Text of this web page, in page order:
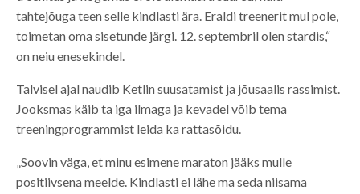
tahtejõuga teen selle kindlasti ära. Eraldi treenerit mul pole,
toimetan oma sisetunde järgi. 12. septembril olen stardis,“
on neiu enesekindel.
Talvisel ajal naudib Ketlin suusatamist ja jõusaalis rassimist.
Jooksmas käib ta iga ilmaga ja kevadel võib tema
treeningprogrammist leida ka rattasõidu.
„Soovin väga, et minu esimene maraton jääks mulle
positiivsena meelde. Kindlasti ei lähe ma seda niisama